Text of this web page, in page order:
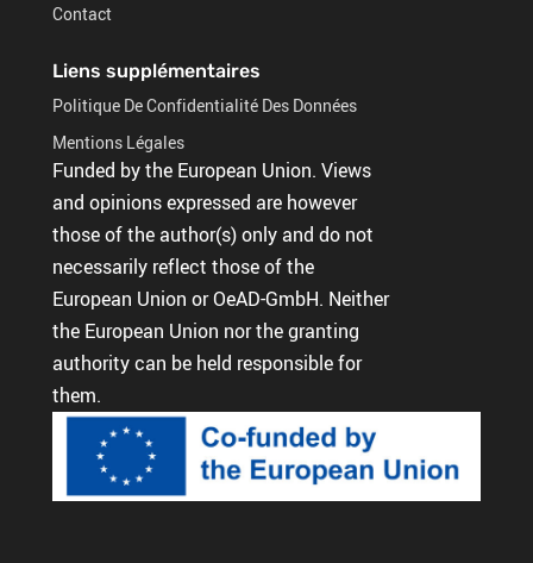
Contact
Liens supplémentaires
Politique De Confidentialité Des Données
Mentions Légales
Funded by the European Union. Views
and opinions expressed are however
those of the author(s) only and do not
necessarily reflect those of the
European Union or OeAD-GmbH. Neither
the European Union nor the granting
authority can be held responsible for
them.